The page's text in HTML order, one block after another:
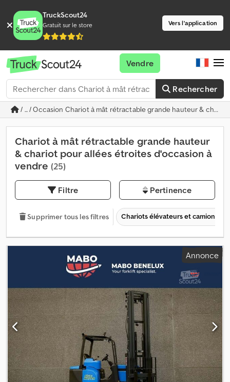
TruckScout24
Gratuit sur le store Vers l'application
Rechercher
Vendre
/ ... / Occasion Chariot à mât rétractable grande hauteur &
Chariot à mât rétractable grande hauteur
& chariot pour allées étroites d'occasion à
vendre (25)
Filtre Pertinence
Supprimer tous les filtres Chariots élévateurs et camions
Annonce